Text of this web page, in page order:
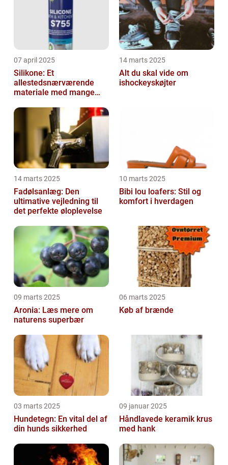
07 april 2025
Silikone: Et
allestedsnærværende
materiale med mange
14 marts 2025
Alt du skal vide om
ishockeyskøjter
14 marts 2025
Fadølsanlæg: Den
ultimative vejledning til
det perfekte øloplevelse
10 marts 2025
Bibi lou loafers: Stil og
komfort i hverdagen
09 marts 2025
Aronia: Læs mere om
naturens superbær
06 marts 2025
Køb af brænde
03 marts 2025
Hundetegn: En vital del af
din hunds sikkerhed
09 januar 2025
Håndlavede keramik krus
med hank